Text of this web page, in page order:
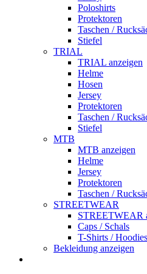
Poloshirts
Protektoren
Taschen /
Stiefel
TRIAL
TRIAL anzeigen
Helme
Hosen
Jersey
Protektoren
Taschen /
Stiefel
MTB
MTB anzeigen
Helme
Jersey
Protektoren
Taschen /
STREETWEAR
STREETWEAR
Caps / Schals
T-Shirts / Hoodies
Bekleidung anzeigen